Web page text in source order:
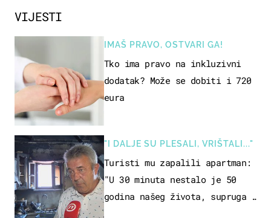
VIJESTI
IMAŠ PRAVO, OSTVARI GA!
Tko ima pravo na inkluzivni
dodatak? Može se dobiti i 720
eura
"I DALJE SU PLESALI, VRIŠTALI..."
Turisti mu zapalili apartman:
"U 30 minuta nestalo je 50
godina našeg života, supruga i